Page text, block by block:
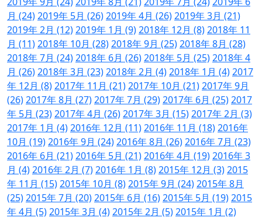
月 (24)2019年 5月 (26)2019年 4月 (26)2019年 3月 (21)
2019年 2月 (12)2019年 1月 (9)2018年 12月 (8)2018年 11
月 (11)2018年 10月 (28)2018年 9月 (25)2018年 8月 (28)
2018年 7月 (24)2018年 6月 (26)2018年 5月 (25)2018年 4
月 (26)2018年 3月 (23)2018年 2月 (4)2018年 1月 (4)2017
年 12月 (8)2017年 11月 (21)2017年 10月 (21)2017年 9月
(26)2017年 8月 (27)2017年 7月 (29)2017年 6月 (25)2017
年 5月 (23)2017年 4月 (26)2017年 3月 (15)2017年 2月 (3)
2017年 1月 (4)2016年 12月 (11)2016年 11月 (18)2016年
10月 (19)2016年 9月 (24)2016年 8月 (26)2016年 7月 (23)
2016年 6月 (21)2016年 5月 (21)2016年 4月 (19)2016年 3
月 (4)2016年 2月 (7)2016年 1月 (8)2015年 12月 (3)2015
年 11月 (15)2015年 10月 (8)2015年 9月 (24)2015年 8月
(25)2015年 7月 (20)2015年 6月 (16)2015年 5月 (19)2015
年 4月 (5)2015年 3月 (4)2015年 2月 (5)2015年 1月 (2)